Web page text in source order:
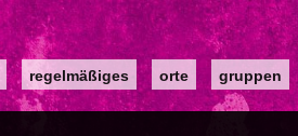
regelmäßiges orte gruppen